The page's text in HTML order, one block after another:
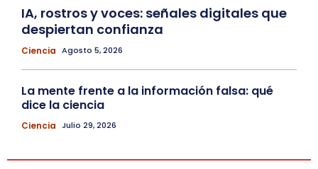
IA, rostros y voces: señales digitales que
despiertan confianza
Ciencia Agosto 5, 2026
La mente frente a la información falsa: qué
dice la ciencia
Ciencia Julio 29, 2026